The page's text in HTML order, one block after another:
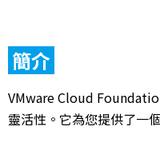
簡介
VMware Cloud
靈活性。它為您提供了一